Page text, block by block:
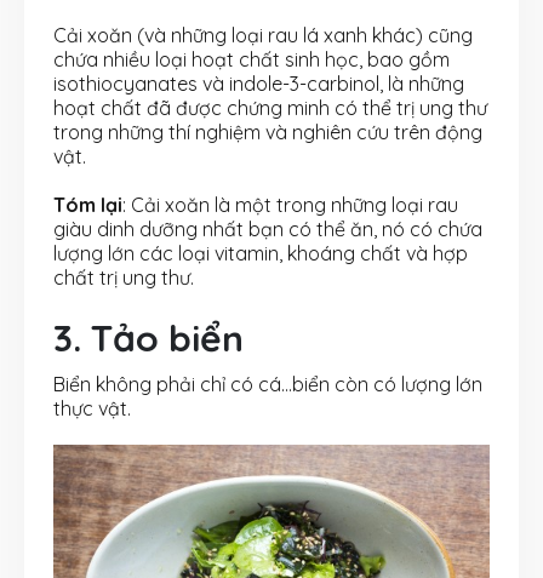
Cải xoăn (và những loại rau lá xanh khác) cũng
chứa nhiều loại hoạt chất sinh học, bao gồm
isothiocyanates và indole-3-carbinol, là những
hoạt chất đã được chứng minh có thể trị ung thư
trong những thí nghiệm và nghiên cứu trên động
vật.
Tóm lại: Cải xoăn là một trong những loại rau
giàu dinh dưỡng nhất bạn có thể ăn, nó có chứa
lượng lớn các loại vitamin, khoáng chất và hợp
chất trị ung thư.
3. Tảo biển
Biển không phải chỉ có cá…biển còn có lượng lớn
thực vật.